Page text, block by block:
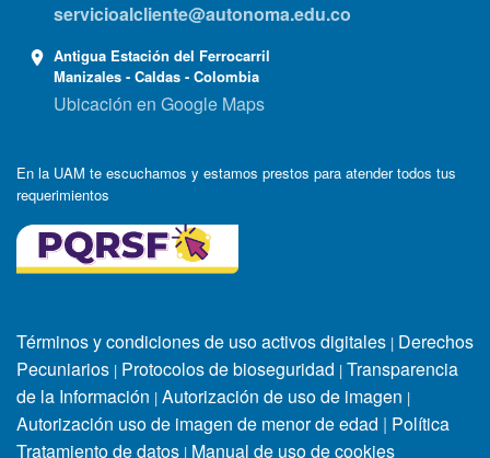
servicioalcliente@autonoma.edu.co
Antigua Estación del Ferrocarril
Manizales - Caldas - Colombia
Ubicación en Google Maps
En la UAM te escuchamos y estamos prestos para atender todos tus
requerimientos
Términos y condiciones de uso activos digitales | Derechos
Pecuniarios | Protocolos de bioseguridad | Transparencia
de la Información | Autorización de uso de imagen |
Autorización uso de imagen de menor de edad | Política
Tratamiento de datos | Manual de uso de cookies